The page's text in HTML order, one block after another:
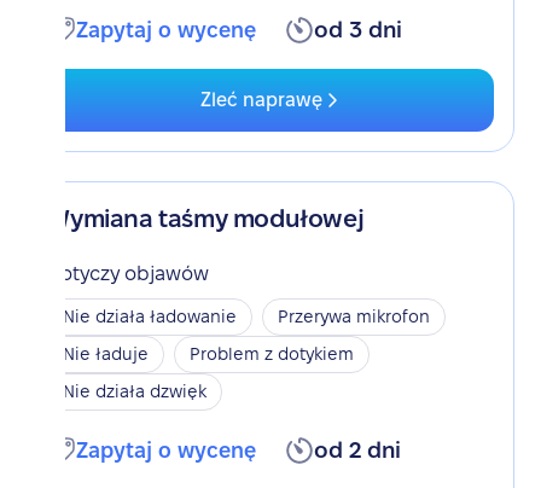
Zapytaj o wycenę od 3 dni
Zleć naprawę
Wymiana taśmy modułowej
Dotyczy objawów
Nie działa ładowanie
Przerywa mikrofon
Nie ładuje
Problem z dotykiem
Nie działa dzwięk
Zapytaj o wycenę od 2 dni